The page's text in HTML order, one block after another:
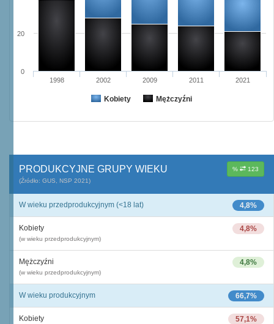
Kobiety Mężczyźni
1998 2002 2009 2011 2021
0
20
% 123
PRODUKCYJNE GRUPY WIEKU
(Źródło: GUS, NSP 2021)
4,8%
W wieku przedprodukcyjnym (<18 lat)
4,8%
Kobiety
(w wieku przedprodukcyjnym)
4,8%
Mężczyźni
(w wieku przedprodukcyjnym)
66,7%
W wieku produkcyjnym
57,1%
Kobiety